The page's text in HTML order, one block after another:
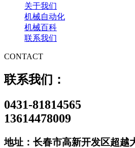
关于我们
机械自动化
机械百科
联系我们
CONTACT
联系我们：
0431-81814565
13614478009
地址：长春市高新开发区超越